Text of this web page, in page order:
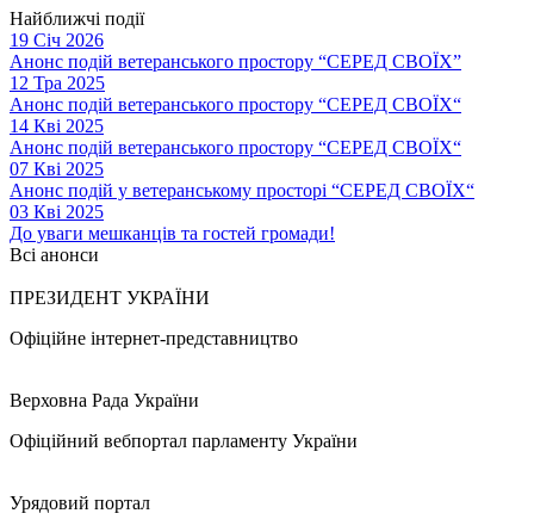
Найближчі події
19 Січ 2026
Анонс подій ветеранського простору “СЕРЕД СВОЇХ”
12 Тра 2025
Анонс подій ветеранського простору “СЕРЕД СВОЇХ“
14 Кві 2025
Анонс подій ветеранського простору “СЕРЕД СВОЇХ“
07 Кві 2025
Анонс подій у ветеранському просторі “СЕРЕД СВОЇХ“
03 Кві 2025
До уваги мешканців та гостей громади!
Всі анонси
ПРЕЗИДЕНТ УКРАЇНИ
Офіційне інтернет-представництво
Верховна Рада України
Офіційний вебпортал парламенту України
Урядовий портал